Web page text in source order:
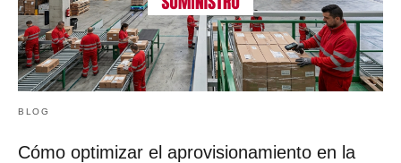
BLOG
Cómo optimizar el aprovisionamiento en la